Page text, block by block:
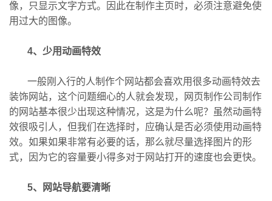
像，只显示文字方式。因此在制作主页时，必须注意避免使
用过大的图像。
4、少用动画特效
一般刚入行的人制作个网站都会喜欢用很多动画特效去
装饰网站，这个问题细心的人就会发现，网页制作公司制作
的网站基本很少出现这种情况，这是为什么呢？虽然动画特
效很吸引人，但我们在选择时，应确认是否必须使用动画特
效。如果如果非常有必要的话，那么就尽量选择图片的形
式，因为它的容量要小得多对于网站打开的速度也会更快。
5、网站导航要清晰